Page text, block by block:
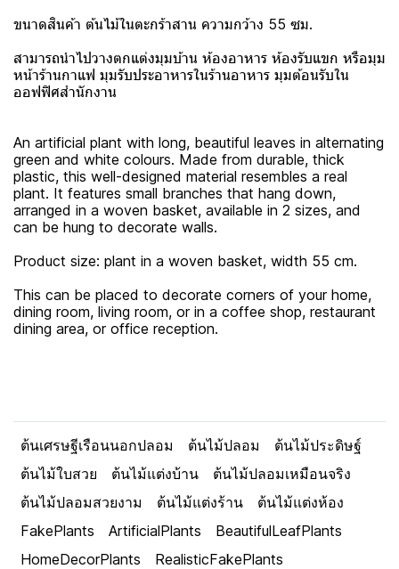
ขนาดสินค้า ต้นไม้ในตะกร้าสาน ความกว้าง 55 ซม.
สามารถนำไปวางตกแต่งมุมบ้าน ห้องอาหาร ห้องรับแขก หรือมุม
หน้าร้านกาแฟ มุมรับประอาหารในร้านอาหาร มุมต้อนรับใน
ออฟฟิศสำนักงาน
An artificial plant with long, beautiful leaves in alternating
green and white colours. Made from durable, thick
plastic, this well-designed material resembles a real
plant. It features small branches that hang down,
arranged in a woven basket, available in 2 sizes, and
can be hung to decorate walls.
Product size: plant in a woven basket, width 55 cm.
This can be placed to decorate corners of your home,
dining room, living room, or in a coffee shop, restaurant
dining area, or office reception.
ต้นเศรษฐีเรือนนอกปลอม ต้นไม้ปลอม
ต้นไม้ประดิษฐ์
ต้นไม้ใบสวย
ต้นไม้แต่งบ้าน
ต้นไม้ปลอมเหมือนจริง
ต้นไม้ปลอมสวยงาม
ต้นไม้แต่งร้าน
ต้นไม้แต่งห้อง
FakePlants
ArtificialPlants
BeautifulLeafPlants
HomeDecorPlants
RealisticFakePlants